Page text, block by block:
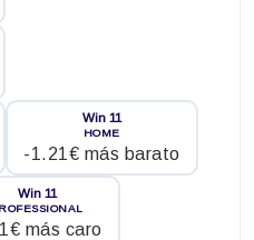
Win 11
HOME
-1.21€ más barato
Win 11
más caro